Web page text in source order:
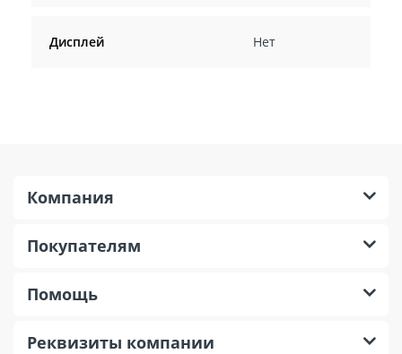
Дисплей Нет
Компания
Покупателям
Помощь
Реквизиты компании